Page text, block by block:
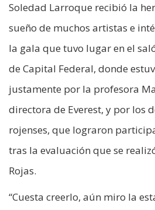
Soledad Larroque recibió la
sueño de muchos artistas e
la gala que tuvo lugar en el
de Capital Federal, donde
justamente por la profesora
directora de Everest, y por los
rojenses, que lograron
tras la evaluación que se
Rojas.
“Cuesta creerlo, aún miro la